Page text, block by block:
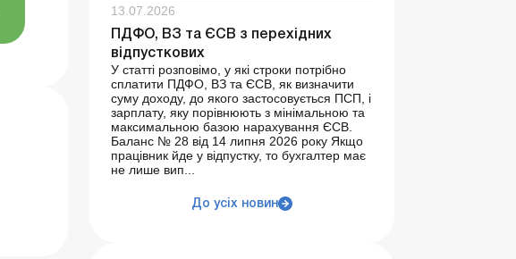
13.07.2026
ПДФО, ВЗ та ЄСВ з перехідних
відпусткових
У статті розповімо, у які строки потрібно
сплатити ПДФО, ВЗ та ЄСВ, як визначити
суму доходу, до якого застосовується ПСП, і
зарплату, яку порівнюють з мінімальною та
максимальною базою нарахування ЄСВ.
Баланс № 28 від 14 липня 2026 року Якщо
працівник йде у відпустку, то бухгалтер має
не лише вип...
До усіх новин